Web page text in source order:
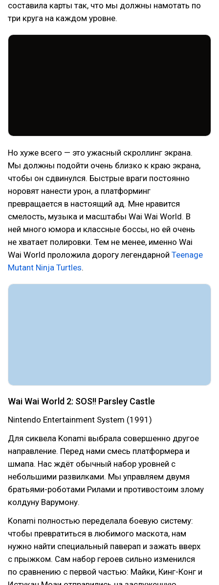
составила карты так, что мы должны намотать по
три круга на каждом уровне.
Но хуже всего — это ужасный скроллинг экрана.
Мы должны подойти очень близко к краю экрана,
чтобы он сдвинулся. Быстрые враги постоянно
норовят нанести урон, а платформинг
превращается в настоящий ад. Мне нравится
смелость, музыка и масштабы Wai Wai World. В
ней много юмора и классные боссы, но ей очень
не хватает полировки. Тем не менее, именно Wai
Wai World проложила дорогу легендарной Teenage
Mutant Ninja Turtles.
Wai Wai World 2: SOS!! Parsley Castle
Nintendo Entertainment System (1991)
Для сиквела Konami выбрала совершенно другое
направление. Перед нами смесь платформера и
шмапа. Нас ждёт обычный набор уровней с
небольшими развилками. Мы управляем двумя
братьями-роботами Рилами и противостоим злому
колдуну Варумону.
Konami полностью переделала боевую систему:
чтобы превратиться в любимого маскота, нам
нужно найти специальный паверап и зажать вверх
с прыжком. Сам набор героев сильно изменился
по сравнению с первой частью: Майки, Кинг-Конг и